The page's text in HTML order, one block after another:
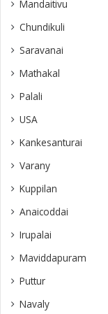
Kuppilan
Anaicoddai
Irupalai
Maviddapuram
Puttur
Navaly
Puttalam
Myliddy
Chulipuram
Punnalaikkadduvan
Columbuthurai
Badulla
Ingland
Ampara